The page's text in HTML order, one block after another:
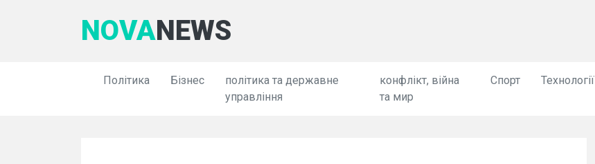
NOVANEWS
Політика Бізнес
політика та державне
управління
конфлікт, війна
та мир
Спорт Технології